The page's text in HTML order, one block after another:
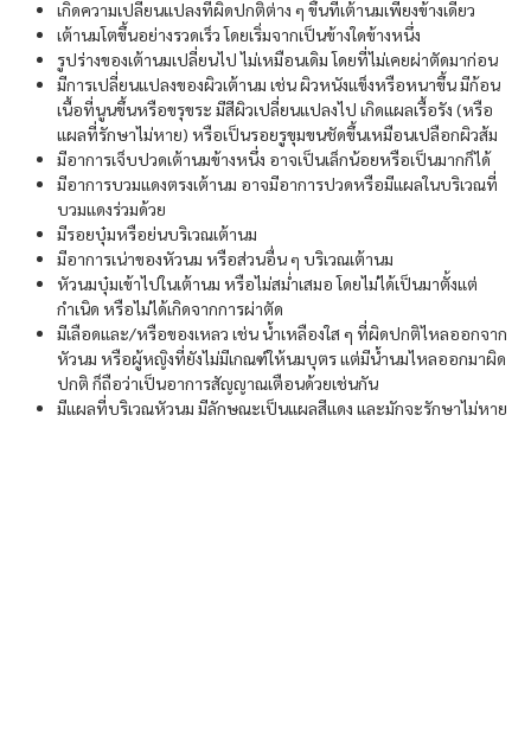
เกิดความเปลี่ยนแปลงที่ผิดปกติต่าง ๆ ขึ้นที่เต้านมเพียงข้างเดียว
เต้านมโตขึ้นอย่างรวดเร็ว โดยเริ่มจากเป็นข้างใดข้างหนึ่ง
รูปร่างของเต้านมเปลี่ยนไป ไม่เหมือนเดิม โดยที่ไม่เคยผ่าตัดมาก่อน
มีการเปลี่ยนแปลงของผิวเต้านม เช่น ผิวหนังแข็งหรือหนาขึ้น มีก้อน
เนื้อที่นูนขึ้นหรือขรุขระ มีสีผิวเปลี่ยนแปลงไป เกิดแผลเรื้อรัง (หรือ
แผลที่รักษาไม่หาย) หรือเป็นรอยรูขุมขนชัดขึ้นเหมือนเปลือกผิวส้ม
มีอาการเจ็บปวดเต้านมข้างหนึ่ง อาจเป็นเล็กน้อยหรือเป็นมากก็ได้
มีอาการบวมแดงตรงเต้านม อาจมีอาการปวดหรือมีแผลในบริเวณที่
บวมแดงร่วมด้วย
มีรอยบุ๋มหรือย่นบริเวณเต้านม
มีอาการเน่าของหัวนม หรือส่วนอื่น ๆ บริเวณเต้านม
หัวนมบุ๋มเข้าไปในเต้านม หรือไม่สม่ำเสมอ โดยไม่ได้เป็นมาตั้งแต่
กำเนิด หรือไม่ได้เกิดจากการผ่าตัด
มีเลือดและ/หรือของเหลว เช่น น้ำเหลืองใส ๆ ที่ผิดปกติไหลออกจาก
หัวนม หรือผู้หญิงที่ยังไม่มีเกณฑ์ให้นมบุตร แต่มีน้ำนมไหลออกมาผิด
ปกติ ก็ถือว่าเป็นอาการสัญญาณเตือนด้วยเช่นกัน
มีแผลที่บริเวณหัวนม มีลักษณะเป็นแผลสีแดง และมักจะรักษาไม่หาย